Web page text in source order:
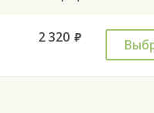
2 320 руб.